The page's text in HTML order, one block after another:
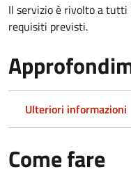
Il servizio è rivolto a tutti
requisiti previsti.
Ulteriori informazioni
Come fare